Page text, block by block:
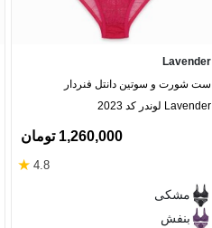
Lavender
ست شورت و سوتین دانتل فنردار
Lavender لوندر کد 2023
1,260,000 تومان
4.8
★
مشکی
بنفش